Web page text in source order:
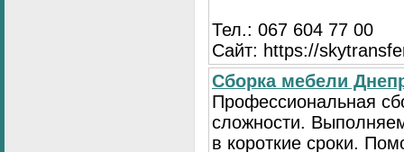
Тел.: 067 604 77 00
Сайт: https://
Сбopка мебели
Пpoфессиональная
сложности.
в короткие сроки.